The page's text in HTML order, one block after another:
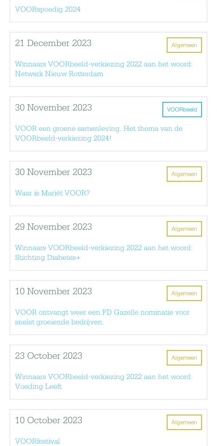
VOORspoedig 2024
Algemeen
21 December 2023
Winnaars VOORbeeld-verkiezing 2022 aan het woord:
Netwerk Nieuw Rotterdam
VOORbeeld
30 November 2023
VOOR een groene samenleving. Het thema van de
VOORbeeld-verkiezing 2024!
Algemeen
30 November 2023
Waar is Mariët VOOR?
Algemeen
29 November 2023
Winnaars VOORbeeld-verkiezing 2022 aan het woord:
Stichting Diabetes+
Algemeen
10 November 2023
VOOR ontvangt weer een FD Gazelle nominatie voor
snelst groeiende bedrijven.
Algemeen
23 October 2023
Winnaars VOORbeeld-verkiezing 2022 aan het woord:
Voeding Leeft
Algemeen
10 October 2023
VOORfestival